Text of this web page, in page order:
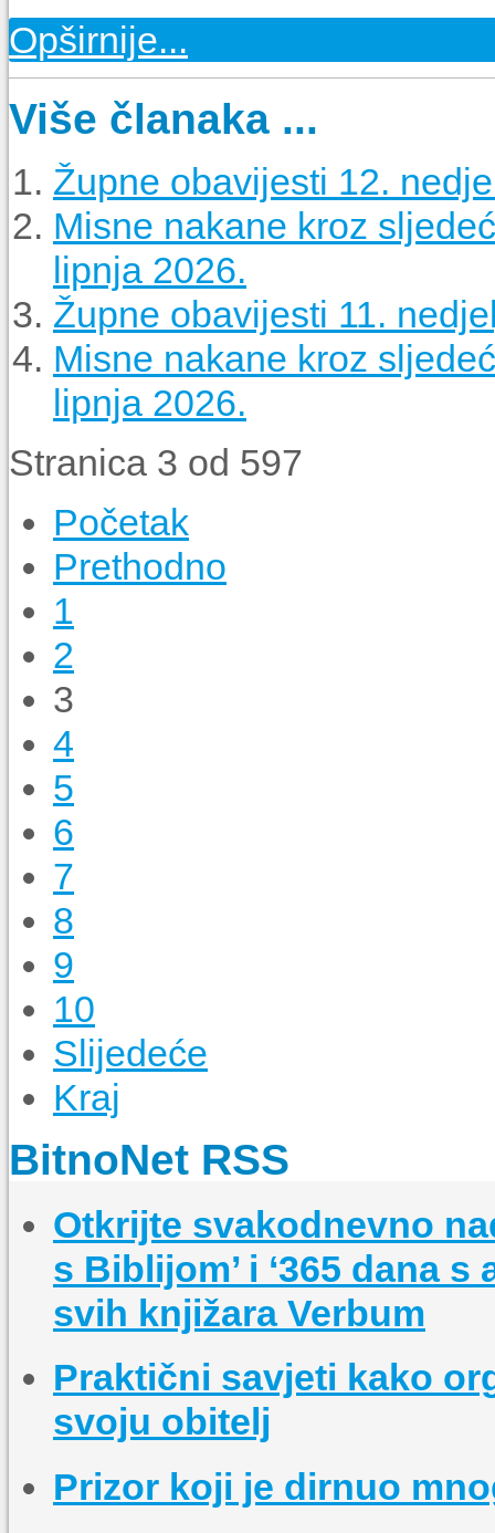
Opširnije...
Više članaka ...
Župne obavijesti 12.
Misne nakane kroz
lipnja 2026.
Župne obavijesti 11.
Misne nakane kroz
lipnja 2026.
Stranica 3 od 597
Početak
Prethodno
1
2
3
4
5
6
7
8
9
10
Slijedeće
Kraj
BitnoNet RSS
Otkrijte svakodnevno
s Biblijom’ i ‘365 dana
svih knjižara Verbum
Praktični savjeti kako
svoju obitelj
Prizor koji je dirnuo